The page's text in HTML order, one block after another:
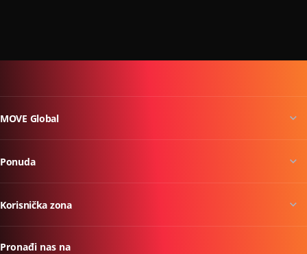
MOVE Global
Ponuda
Korisnička zona
Pronađi nas na